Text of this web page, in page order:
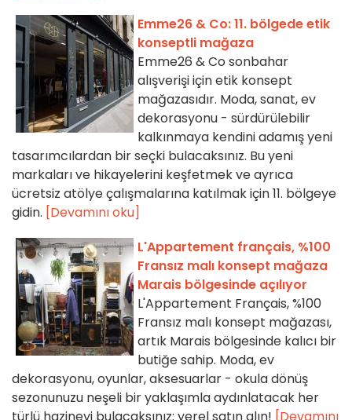
Emme26 & Co: 11. bölgede etik
konseptli mağaza
Emme26 & Co sonbahar
alışverişi için etik konsept
mağazasıdır. Moda, sanat, ev
dekorasyonu - sürdürülebilir
kalkınmaya kendini adamış yeni
tasarımcılardan bir seçki bulacaksınız. Bu yeni
markaları ve hikayelerini keşfetmek ve ayrıca
ücretsiz atölye çalışmalarına katılmak için 11. bölgeye
gidin. [Devamını oku]
L'Appartement français, %100
Fransız malı konsept mağaza
Marais bölgesinde açılıyor
L'Appartement Français, %100
Fransız malı konsept mağazası,
artık Marais bölgesinde kalıcı bir
butiğe sahip. Moda, ev
dekorasyonu, oyunlar, aksesuarlar - okula dönüş
sezonunuzu neşeli bir yaklaşımla aydınlatacak her